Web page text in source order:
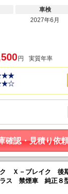
車検
2027年6月
円 実質年率
確認・見積り依
ク Ｘ－ブレイク 後
ス 禁煙車 純正８